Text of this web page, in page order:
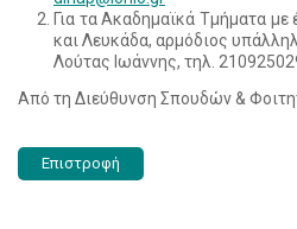
Για τα Ακαδημαϊκά Τμήματα
και Λευκάδα, αρμόδιος
Λούτας Ιωάννης, τηλ.
Από τη Διεύθυνση Σπουδών &
Επιστροφή